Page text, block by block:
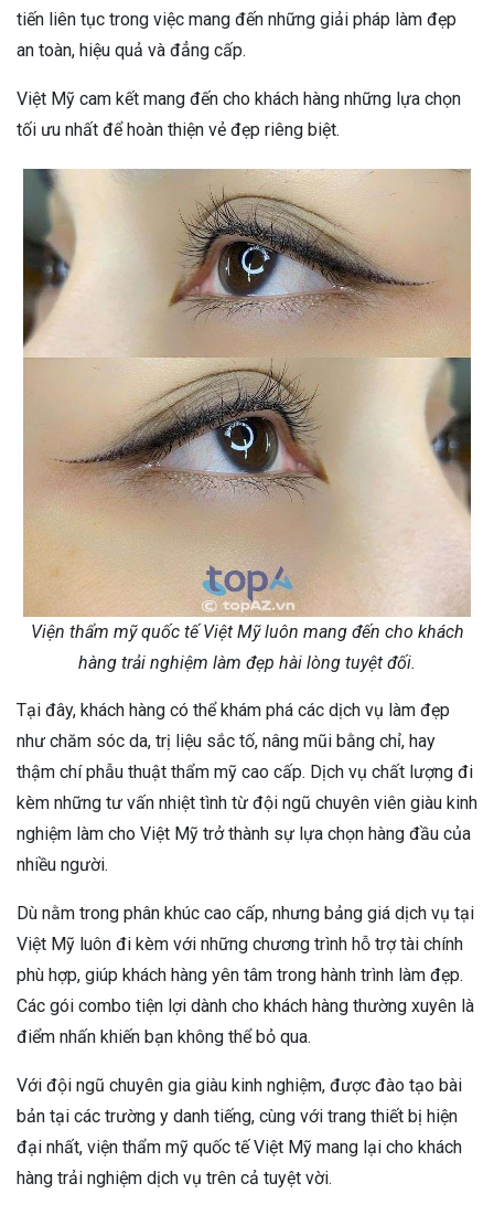
tiến liên tục trong việc mang đến những giải pháp làm đẹp
an toàn, hiệu quả và đẳng cấp.
Việt Mỹ cam kết mang đến cho khách hàng những lựa chọn
tối ưu nhất để hoàn thiện vẻ đẹp riêng biệt.
Viện thẩm mỹ quốc tế Việt Mỹ luôn mang đến cho khách
hàng trải nghiệm làm đẹp hài lòng tuyệt đối.
Tại đây, khách hàng có thể khám phá các dịch vụ làm đẹp
như chăm sóc da, trị liệu sắc tố, nâng mũi bằng chỉ, hay
thậm chí phẫu thuật thẩm mỹ cao cấp. Dịch vụ chất lượng đi
kèm những tư vấn nhiệt tình từ đội ngũ chuyên viên giàu kinh
nghiệm làm cho Việt Mỹ trở thành sự lựa chọn hàng đầu của
nhiều người.
Dù nằm trong phân khúc cao cấp, nhưng bảng giá dịch vụ tại
Việt Mỹ luôn đi kèm với những chương trình hỗ trợ tài chính
phù hợp, giúp khách hàng yên tâm trong hành trình làm đẹp.
Các gói combo tiện lợi dành cho khách hàng thường xuyên là
điểm nhấn khiến bạn không thể bỏ qua.
Với đội ngũ chuyên gia giàu kinh nghiệm, được đào tạo bài
bản tại các trường y danh tiếng, cùng với trang thiết bị hiện
đại nhất, viện thẩm mỹ quốc tế Việt Mỹ mang lại cho khách
hàng trải nghiệm dịch vụ trên cả tuyệt vời.